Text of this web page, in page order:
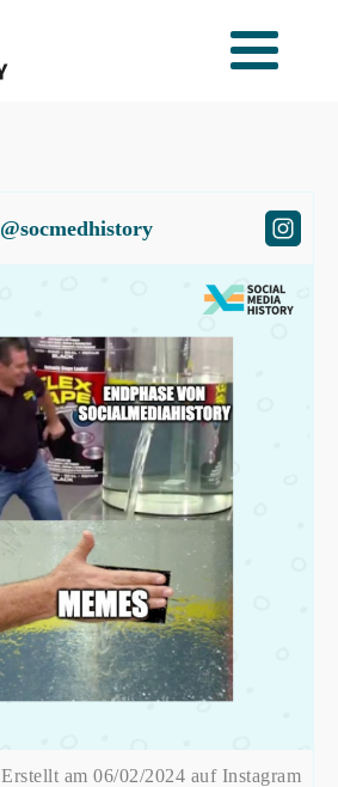
@socmedhistory
Erstellt am 06/02/2024 auf Instagram